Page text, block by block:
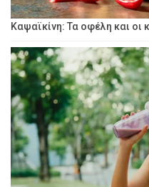
Καψαϊκίνη: Τα οφέλη και οι